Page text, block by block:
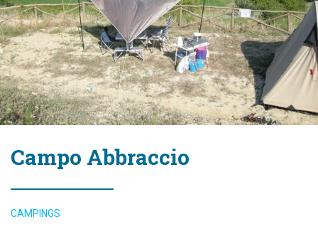
Campo Abbraccio
CAMPINGS